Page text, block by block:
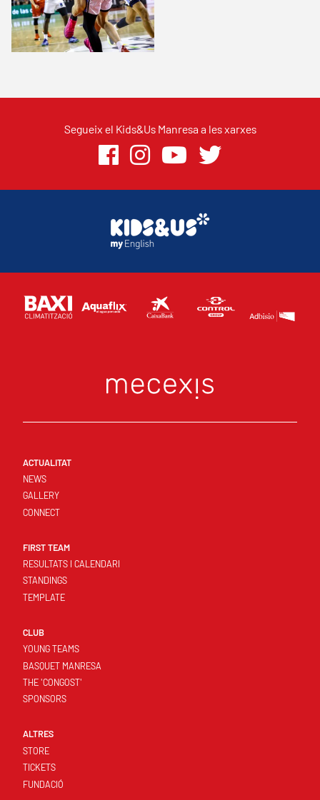
Segueix el Kids&Us Manresa a les xarxes
ACTUALITAT
NEWS
GALLERY
CONNECT
FIRST TEAM
RESULTATS I CALENDARI
STANDINGS
TEMPLATE
CLUB
YOUNG TEAMS
BASQUET MANRESA
THE 'CONGOST'
SPONSORS
ALTRES
STORE
TICKETS
FUNDACIÓ